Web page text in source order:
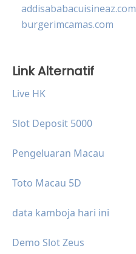
addisababacuisineaz.com
burgerimcamas.com
Link Alternatif
Live HK
Slot Deposit 5000
Pengeluaran Macau
Toto Macau 5D
data kamboja hari ini
Demo Slot Zeus